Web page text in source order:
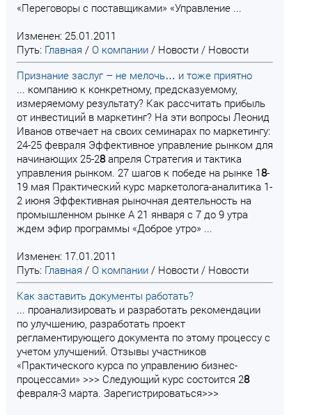
«Переговоры с поставщиками» «Управление ...
Изменен: 25.01.2011
Путь: Главная / О компании / Новости / Новости
Признание заслуг – не мелочь… и тоже приятно
... компанию к конкретному, предсказуемому,
измеряемому результату? Как рассчитать прибыль
от инвестиций в маркетинг? На эти вопросы Леонид
Иванов отвечает на своих семинарах по маркетингу:
24-25 февраля Эффективное управление рынком для
начинающих 25-28апреля Стратегия и тактика
управления рынком. 27 шагов к победе на рынке 18-
19 мая Практический курс маркетолога-аналитика 1-
2 июня Эффективная рыночная деятельность на
промышленном рынке А 21 января с 7 до 9 утра
ждем эфир программы «Доброе утро» ...
Изменен: 17.01.2011
Путь: Главная / О компании / Новости / Новости
Как заставить документы работать?
... проанализировать и разработать рекомендации
по улучшению, разработать проект
регламентирующего документа по этому процессу с
учетом улучшений. Отзывы участников
«Практического курса по управлению бизнес-
процессами» >>> Следующий курс состоится 28
февраля-3 марта. Зарегистрироваться>>>